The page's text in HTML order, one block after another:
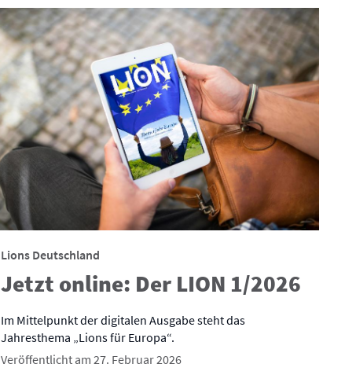
Lions Deutschland
Jetzt online: Der LION 1/2026
Im Mittelpunkt der digitalen Ausgabe steht das
Jahresthema „Lions für Europa“.
Veröffentlicht am 27. Februar 2026